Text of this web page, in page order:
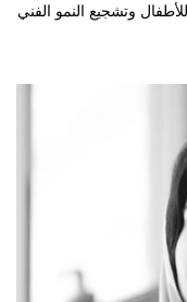
وتشجيع النمو الفني